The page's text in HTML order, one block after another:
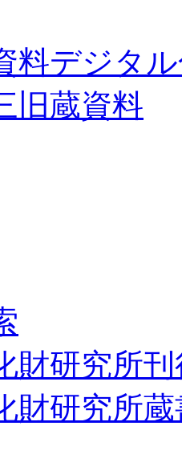
料デジタ
旧蔵資料
財研究所
財研究所